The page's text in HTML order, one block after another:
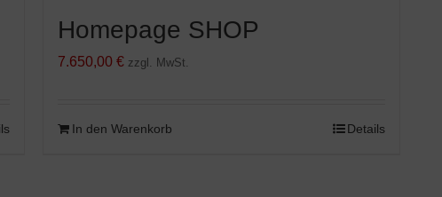
Homepage SHOP
7.650,00 € zzgl. MwSt.
In den Warenkorb Details